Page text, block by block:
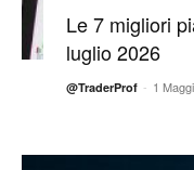
Le 7 migliori
luglio 2026
@TraderProf - 1